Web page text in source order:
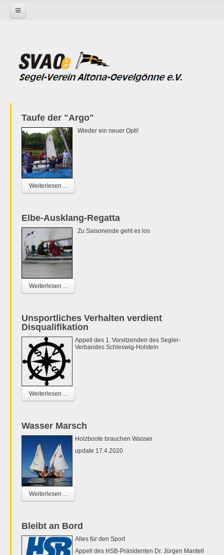
Taufe der "Argo"
Wieder ein neuer Opti!
Weiterlesen ...
Elbe-Ausklang-Regatta
Zu Saisonende geht es los
Weiterlesen ...
Unsportliches Verhalten verdient
Disqualifikation
Appell des 1. Vorsitzenden des Segler-
Verbandes Schleswig-Holstein
Weiterlesen ...
Wasser Marsch
Holzboote brauchen Wasser
update 17.4.2020
Weiterlesen ...
Bleibt an Bord
Alles für den Sport
Appell des HSB-Präsidenten Dr. Jürgen Mantell